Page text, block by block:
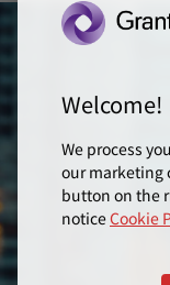
Welcome!
We process
our marketing
button on the
noticeCookie